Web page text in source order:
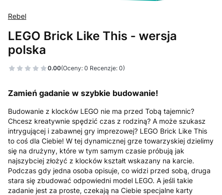
Rebel
LEGO Brick Like This - wersja
polska
0.00(Oceny: 0 Recenzje: 0)
Zamień gadanie w szybkie budowanie!
Budowanie z klocków LEGO nie ma przed Tobą tajemnic?
Chcesz kreatywnie spędzić czas z rodziną? A może szukasz
intrygującej i zabawnej gry imprezowej? LEGO Brick Like This
to coś dla Ciebie! W tej dynamicznej grze towarzyskiej dzielimy
się na drużyny, które w tym samym czasie próbują jak
najszybciej złożyć z klocków kształt wskazany na karcie.
Podczas gdy jedna osoba opisuje, co widzi przed sobą, druga
stara się zbudować odpowiedni model LEGO. A jeśli takie
zadanie jest za proste, czekają na Ciebie specjalne karty